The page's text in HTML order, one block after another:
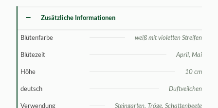
Zusätzliche Informationen
Blütenfarbe weiß mit violetten Streifen
Blütezeit April, Mai
Höhe 10 cm
deutsch Duftveilchen
Verwendung Steingarten, Tröge, Schattenbeete